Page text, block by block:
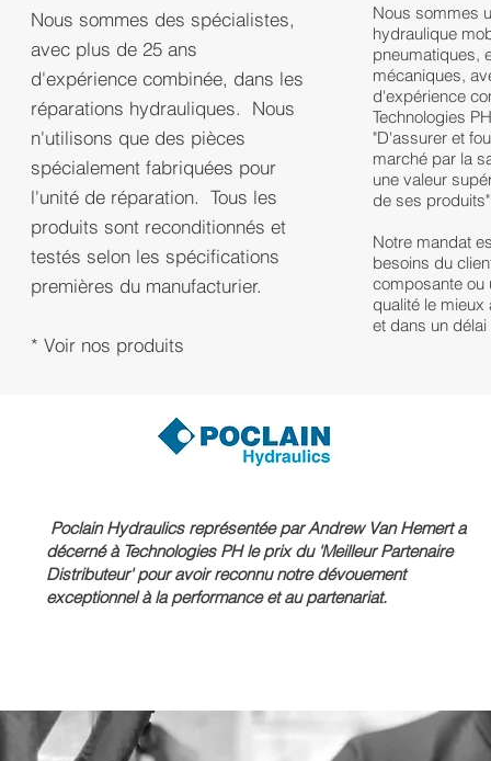
Nous sommes des spécialistes,
avec plus de 25 ans
d'expérience combinée, dans les
réparations hydrauliques. Nous
n'utilisons que des pièces
spécialement fabriquées pour
l'unité de réparation. Tous les
produits sont reconditionnés et
testés selon les spécifications
premières du manufacturier.
* Voir nos produits
Nous sommes
hydraulique
pneumatiques,
mécaniques,
d'expérience
Technologies
"D'assurer et
marché par la
une valeur
de ses
Notre mandat
besoins du
composante ou
qualité le
et dans un
Poclain Hydraulics représentée par Andrew Van Hemert a
décerné à Technologies PH le prix du 'Meilleur Partenaire
Distributeur' pour avoir reconnu notre dévouement
exceptionnel à la performance et au partenariat.